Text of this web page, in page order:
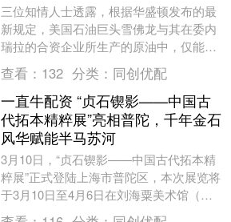
三位知情人士透露，根据华盛顿发布的最
新规定，美国石油巨头雪佛龙与其在委内
瑞拉的合资企业所生产的原油中，仅能出
口约半数。 新浪合作大平台期货开户 安全
快捷有保障 ....
查看： 132 分类： 同创优配
一直牛配资 “贞石锲影——中国古
代拓本精粹展”亮相普陀，千年金石
风华赋能半马苏河
3月10日，“贞石锲影——中国古代拓本精
粹展”正式登陆上海市普陀区，本次展览将
于3月10日至4月6日在刘海粟美术馆（分
馆）第一、二、三展厅面向公众免费开